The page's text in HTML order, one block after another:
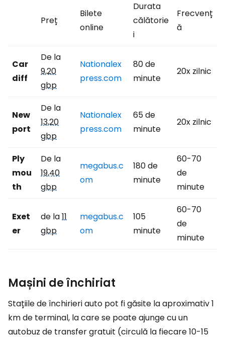
Preț
Bilete
online
Durata
călătorie
i
Frecvenț
ă
Car
diff
De la
9,20
gbp
Nationalex
press.com
80 de
minute
20x zilnic
New
port
De la
13,20
gbp
Nationalex
press.com
65 de
minute
20x zilnic
Ply
mou
th
De la
19,40
gbp
megabus.c
om
180 de
minute
60-70
de
minute
Exet
er
de la11
gbp
megabus.c
om
105
minute
60-70
de
minute
Mașini de închiriat
Stațiile de închirieri auto pot fi găsite la aproximativ 1
km de terminal, la care se poate ajunge cu un
autobuz de transfer gratuit (circulă la fiecare 10-15